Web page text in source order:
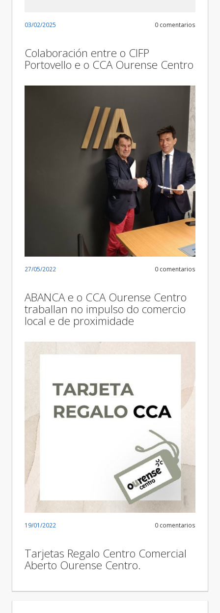
03/02/2025 0 comentarios
Colaboración entre o CIFP
Portovello e o CCA Ourense Centro
27/05/2022 0 comentarios
ABANCA e o CCA Ourense Centro
traballan no impulso do comercio
local e de proximidade
19/01/2022 0 comentarios
Tarjetas Regalo Centro Comercial
Aberto Ourense Centro.